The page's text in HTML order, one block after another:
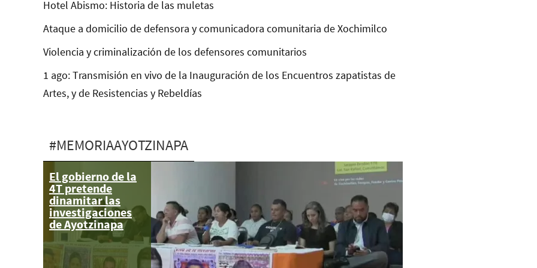
Hotel Abismo: Historia de las muletas
Ataque a domicilio de defensora y comunicadora comunitaria de Xochimilco
Violencia y criminalización de los defensores comunitarios
1 ago: Transmisión en vivo de la Inauguración de los Encuentros zapatistas de
Artes, y de Resistencias y Rebeldías
#MEMORIAAYOTZINAPA
El gobierno de la
4T pretende
dinamitar las
investigaciones
de Ayotzinapa
Frente Ayotzinapa
USA en repudio a
la visita de
Enrique Pena
Nieto!